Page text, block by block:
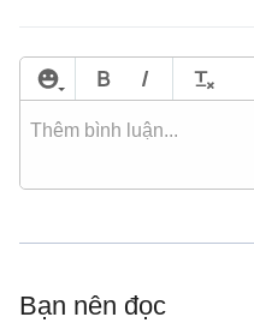
Bạn nên đọc